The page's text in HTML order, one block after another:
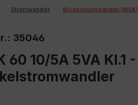
Stromwandler Wickelstromwandler (WSK)
35046
60 10/5A 5VA Kl.1 -